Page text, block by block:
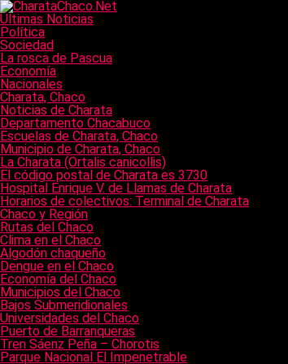
Últimas Noticias
Política
Sociedad
La rosca de Pascua
Economía
Nacionales
Charata, Chaco
Noticias de Charata
Departamento Chacabuco
Escuelas de Charata, Chaco
Municipio de Charata, Chaco
La Charata (Ortalis canicollis)
El código postal de Charata es 3730
Hospital Enrique V. de Llamas de Charata
Horarios de colectivos: Terminal de Charata
Chaco y Región
Rutas del Chaco
Clima en el Chaco
Algodón chaqueño
Dengue en el Chaco
Economía del Chaco
Municipios del Chaco
Bajos Submeridionales
Universidades del Chaco
Puerto de Barranqueras
Tren Sáenz Peña – Chorotis
Parque Nacional El Impenetrable